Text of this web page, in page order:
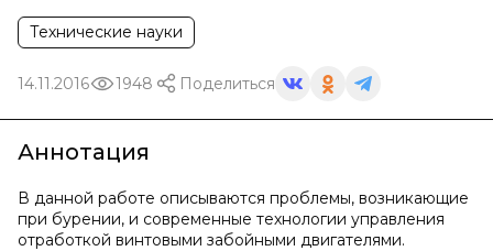
Технические науки
14.11.2016 1948 Поделиться
Аннотация
В данной работе описываются проблемы, возникающие
при бурении, и современные технологии управления
отработкой винтовыми забойными двигателями.